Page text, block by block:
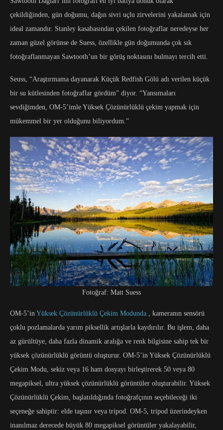
çekildiğinden, gün doğumu, dağın sivri uçlu zirvelerini yakalamak için
ideal zamandır. Stanley kasabasından çekilen fotoğraflar neredeyse her
zaman güzel görünse de Suess, özellikle gün doğumunda çok sık
fotoğraflanmayan Sawtooth’un bir görüş noktasını bulmayı tercih etti.
Seuss, “Araştırmama dayanarak Küçük Redfish Gölü adı verilen küçük
bir su kütlesinden fotoğraflar gördüm” diyor. “Yansımaları
sevdiğimden, OM-5’imle Yüksek Çözünürlüklü çekim yapmak için
mükemmel bir yer olduğunu biliyordum.”
Fotoğraf: Matt Suess
OM-5’in Yüksek Çözünürlüklü Çekim Modunda , kameranın sensörü
çoklu pozlamalarda yarım piksellik artışlarla kaydırılır. Bu işlem, daha
az gürültüye, daha fazla dinamik aralığa ve renk bilgisine sahip tek bir
yüksek çözünürlüklü görüntü oluşturur. OM-5’in Yüksek Çözünürlüklü
Çekim Modu, sekiz veya 16 ham dosyayı birleştirerek 50 veya 80
megapiksel, ultra yüksek çözünürlüklü görüntüler oluşturabilir. Yüksek
Çözünürlüklü Çekim, başlatıldığında fotoğrafçının seçebileceği iki
seçeneğe sahiptir: elde taşınır veya tripod. OM-5, tripod üzerindeyken
inanılmaz derecede büyük 80 megapiksel görüntüler yakalayabilir,